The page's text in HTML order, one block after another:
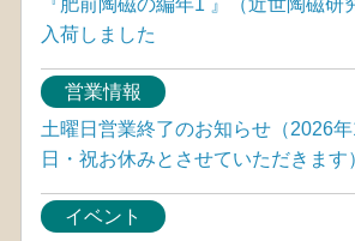
『肥前陶磁の編年1 』（近世陶磁研
入荷しました
営業情報
土曜日営業終了のお知らせ（2026年
日・祝お休みとさせていただきます
イベント